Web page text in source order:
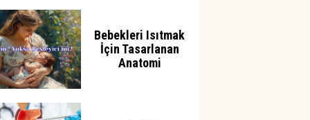
Bebekleri Isıtmak
İçin Tasarlanan
Anatomi